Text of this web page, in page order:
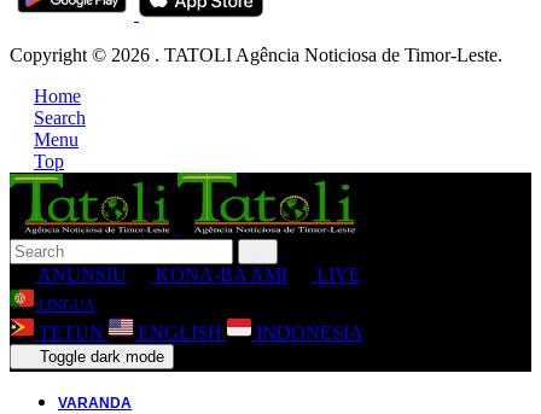
Copyright © 2026 . TATOLI Agência Noticiosa de Timor-Leste.
Home
Search
Menu
Top
ANUNSIU KONA-BA AMI LIVE
LINGUA
TETUN ENGLISH INDONESIA
Toggle dark mode
VARANDA